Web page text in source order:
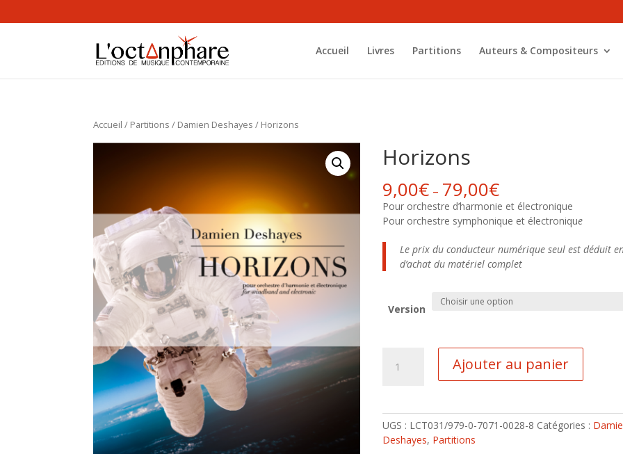
Accueil Livres Partitions Auteurs & Compositeurs
Accueil / Partitions / Damien Deshayes / Horizons
Horizons
9,00€– 79,00€
Pour orchestre d’harmonie et électronique
Pour orchestre symphonique et électronique
Le prix du conducteur numérique seul est déduit
d’achat du matériel complet
Version
Ajouter au panier
UGS : LCT031/979-0-7071-0028-8 Catégories :
Deshayes, Partitions